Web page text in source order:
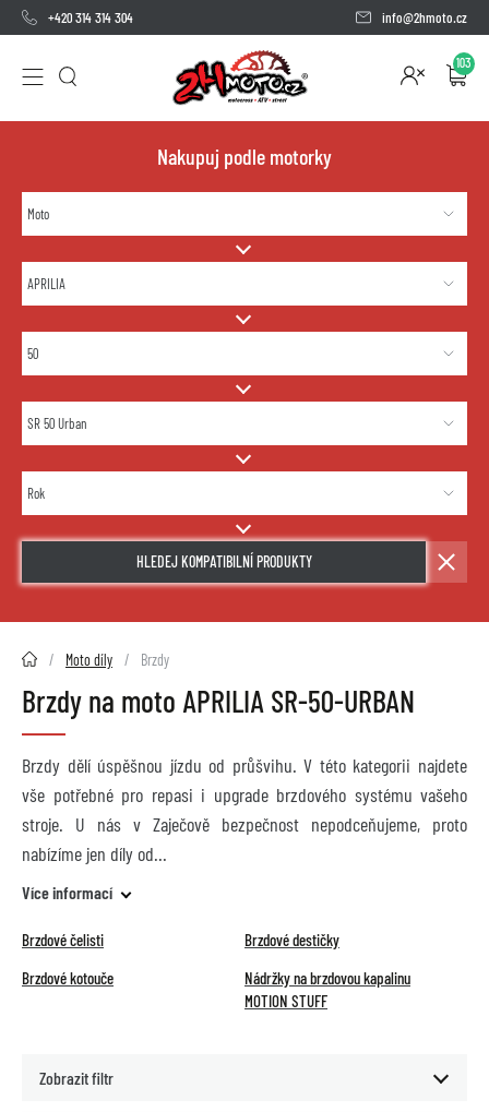
+420 314 314 304 info@2hmoto.cz
103
Nakupuj podle motorky
HLEDEJ KOMPATIBILNÍ PRODUKTY
2HMOTO.cz Moto díly Brzdy
Brzdy na moto APRILIA SR-50-URBAN
Brzdy dělí úspěšnou jízdu od průšvihu. V této kategorii najdete
vše potřebné pro repasi i upgrade brzdového systému vašeho
stroje. U nás v Zaječově bezpečnost nepodceňujeme, proto
nabízíme jen díly od
Více informací
Brzdové čelisti
Brzdové destičky
Brzdové kotouče
Nádržky na brzdovou kapalinu
MOTION STUFF
Zobrazit filtr